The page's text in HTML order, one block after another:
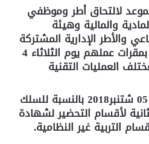
الوزارة، يضيف ذات البلاغ، “يوم الاثنين 3 شتنبر 2018 كموعد لالتحاق أطر وموظفي
والمالية وهيئة
والأطر الإدارية المشتركة
بجميع درجاتهم بمقرات عملهم؛ فيما سيلتحق أطر هيئة التدريس بمقرات عملهم يوم الثلاثاء 4
مختلف العمليات التقنية
وأفاد ذات البلاغ، بأن الدراسة ستنطلق بشكل فعلي يوم الأربعاء 05 شتنبر2018 بالنسبة للسلك
لأقسام التحضير لشهادة